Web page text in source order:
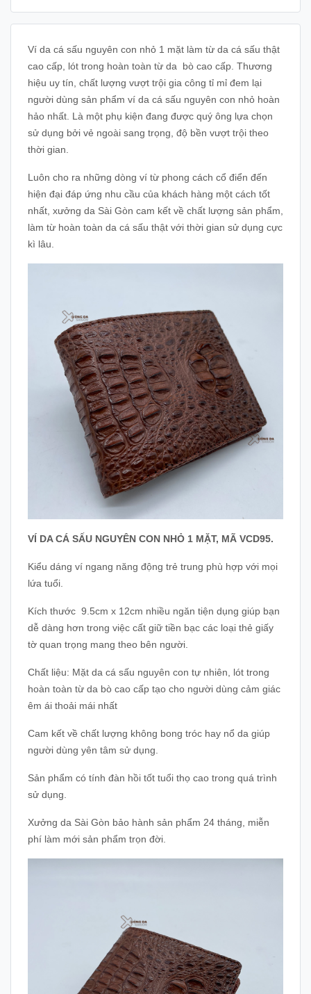
Ví da cá sấu nguyên con nhỏ 1 mặt làm từ da cá sấu thật
cao cấp, lót trong hoàn toàn từ da bò cao cấp. Thương
hiệu uy tín, chất lượng vượt trội gia công tỉ mỉ đem lại
người dùng sản phẩm ví da cá sấu nguyên con nhỏ hoàn
hảo nhất. Là một phụ kiện đang được quý ông lựa chọn
sử dụng bởi vẻ ngoài sang trọng, độ bền vượt trội theo
thời gian.
Luôn cho ra những dòng ví từ phong cách cổ điển đến
hiện đại đáp ứng nhu cầu của khách hàng một cách tốt
nhất, xưởng da Sài Gòn cam kết về chất lượng sản phẩm,
làm từ hoàn toàn da cá sấu thật với thời gian sử dụng cực
kì lâu.
VÍ DA CÁ SẤU NGUYÊN CON NHỎ 1 MẶT, MÃ VCD95.
Kiểu dáng ví ngang năng động trẻ trung phù hợp với mọi
lứa tuổi.
Kích thước 9.5cm x 12cm nhiều ngăn tiện dụng giúp bạn
dễ dàng hơn trong việc cất giữ tiền bạc các loại thẻ giấy
tờ quan trọng mang theo bên người.
Chất liệu: Mặt da cá sấu nguyên con tự nhiên, lót trong
hoàn toàn từ da bò cao cấp tạo cho người dùng cảm giác
êm ái thoải mái nhất
Cam kết về chất lượng không bong tróc hay nổ da giúp
người dùng yên tâm sử dụng.
Sản phẩm có tính đàn hồi tốt tuổi thọ cao trong quá trình
sử dụng.
Xưởng da Sài Gòn bảo hành sản phẩm 24 tháng, miễn
phí làm mới sản phẩm trọn đời.